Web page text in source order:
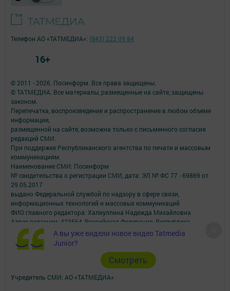
А вы уже видели новое видео Tatmedia
Junior?
Cмотреть
© 2011 - 2026. Посинформ. Все права защищены.
© ТАТМЕДИА. Все материалы, размещенные на сайте, защищены
законом.
Перепечатка, воспроизведение и распространение в любом объеме
информации,
размещенной на сайте, возможна только с письменного согласия
редакций СМИ.
При поддержке Республиканского агентства по печати и массовым
коммуникациям.
Наименование СМИ: Посинформ
№ свидетельства о регистрации СМИ, дата: ЭЛ № ФС 77 - 69869 от
29.05.2017
выдано Федеральной службой по надзору в сфере связи,
информационных технологий и массовых коммуникаций
ФИО главного редактора: Халиуллина Надежда Михайловна
Адрес редакции: 423564, Российская Федерация, Республика
Татарстан, Нижнекамский район, пгт Камские Поляны, д. 1/18А,
помещение 102.
Телефон редакции: +7(8555) 33-60-60
Электронная почта редакции: posinform@yandex.ru
Для сообщений о фактах коррупции: posinform@yandex.ru
Учредитель СМИ: АО «ТАТМЕДИА»
Телефон АО «ТАТМЕДИА»: (843) 222 09 84
16+